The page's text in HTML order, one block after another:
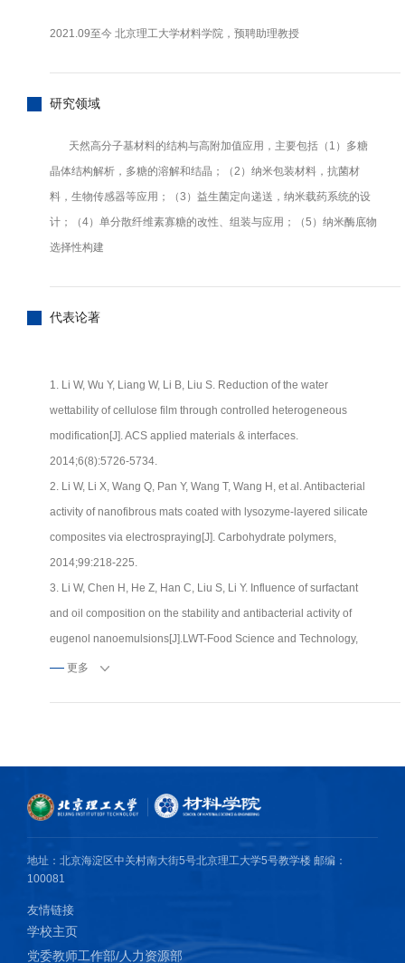
2021.09至今 北京理工大学材料学院，预聘助理教授
研究领域
天然高分子基材料的结构与高附加值应用，主要包括（1）多糖
晶体结构解析，多糖的溶解和结晶；（2）纳米包装材料，抗菌材
料，生物传感器等应用；（3）益生菌定向递送，纳米载药系统的设
计；（4）单分散纤维素寡糖的改性、组装与应用；（5）纳米酶底物
选择性构建
代表论著
1. Li W, Wu Y, Liang W, Li B, Liu S. Reduction of the water
wettability of cellulose film through controlled heterogeneous
modification[J]. ACS applied materials & interfaces.
2014;6(8):5726-5734.
2. Li W, Li X, Wang Q, Pan Y, Wang T, Wang H, et al. Antibacterial
activity of nanofibrous mats coated with lysozyme-layered silicate
composites via electrospraying[J]. Carbohydrate polymers,
2014;99:218-225.
3. Li W, Chen H, He Z, Han C, Liu S, Li Y. Influence of surfactant
and oil composition on the stability and antibacterial activity of
eugenol nanoemulsions[J].LWT-Food Science and Technology,
2015;62:39-27.
Chemistry,2016;64(17): 3430-3436.
5. Li W, Luo X, Zhu Y, Li B, Liu S. Probiotics in cellulose houses:
enhanced viability and targeted delivery of Lactobacillus
plantarum[J]. Food Hydrocolloids, 2017;62: 66-72.
6. Li W, Zhang L, Li Q, Wang S, Luo X, Deng H, Liu S. Porous
detection with “signal-and-color” output[J]. Carbohydrate Polymers,
2019;205: 295-301.
更多
地址：北京海淀区中关村南大街5号北京理工大学5号教学楼 邮编：
100081
友情链接
学校主页
党委教师工作部/人力资源部